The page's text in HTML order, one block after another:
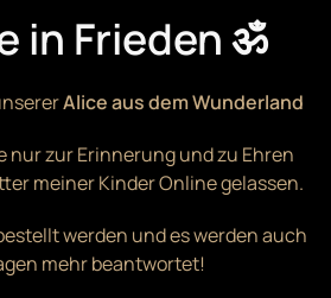
in Frieden ॐ
Alice aus dem Wunderland
nur zur Erinnerung und zu Ehren
meiner Kinder Online gelassen.
werden und es werden auch
mehr beantwortet!